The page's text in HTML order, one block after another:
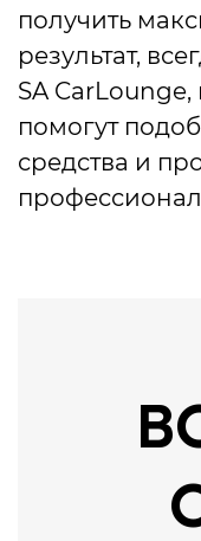
получить
результат,
SA
помогут
средства и